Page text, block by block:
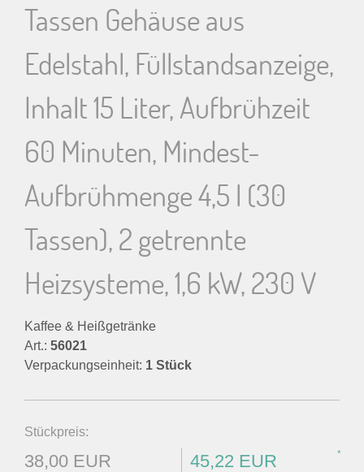
Tassen Gehäuse aus
Edelstahl, Füllstandsanzeige,
Inhalt 15 Liter, Aufbrühzeit
60 Minuten, Mindest-
Aufbrühmenge 4,5 l (30
Tassen), 2 getrennte
Heizsysteme, 1,6 kW, 230 V
Kaffee & Heißgetränke
Art.: 56021
Verpackungseinheit: 1 Stück
Stückpreis:
38,00 EUR 45,22 EUR *